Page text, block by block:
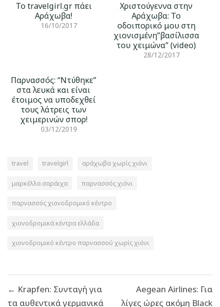
Το travelgirl.gr πάει
Αράχωβα!
16/10/2017
Χριστούγεννα στην
Αράχωβα: Το
οδοιπορικό μου στη
χιονισμένη”βασίλισσα
του χειμώνα” (video)
28/12/2017
Παρνασσός: “Ντύθηκε”
στα λευκά και είναι
έτοιμος να υποδεχθεί
τους λάτρεις των
χειμερινών σπορ!
03/12/2019
travel travelgirl αράχωβα χωρίς χιόνι
μαρκέλλα σαράιχα παρνασσός χιόνι
παρνασσός χιονοδρομικό κέντρο
χιονοδρομικά κέντρα ελλάδα
χιονοδρομικό κέντρο παρνασσού χωρίς χιόνι
άρθρων
← Krapfen: Συνταγή για
τα αυθεντικά γερμανικά
Aegean Airlines: Για
λίγες ώρες ακόμη Black